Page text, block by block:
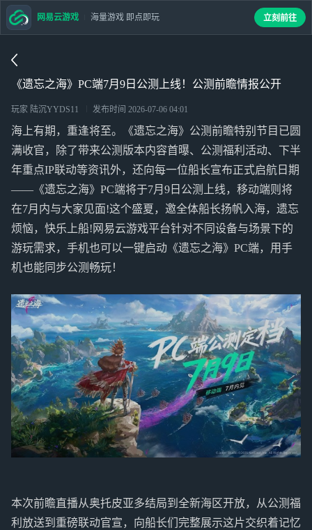
《遗忘之海》PC端7月9日公测上线！公测前瞻情报公开
玩家 陆沉YYDS11 发布时间 2026-07-06 04:01
海上有期，重逢将至。《遗忘之海》公测前瞻特别节目已圆
满收官，除了带来公测版本内容首曝、公测福利活动、下半
年重点IP联动等资讯外，还向每一位船长宣布正式启航日期
——《遗忘之海》PC端将于7月9日公测上线，移动端则将
在7月内与大家见面!这个盛夏，邀全体船长扬帆入海，遗忘
烦恼，快乐上船!网易云游戏平台针对不同设备与场景下的
游玩需求，手机也可以一键启动《遗忘之海》PC端，用手
机也能同步公测畅玩！
本次前瞻直播从奥托皮亚多结局到全新海区开放，从公测福
利放送到重磅联动官宣，向船长们完整展示这片交织着记忆
网易云游戏 海量游戏 即点即玩 立刻前往